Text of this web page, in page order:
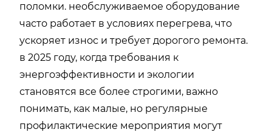
поломки. необслуживаемое оборудование
часто работает в условиях перегрева, что
ускоряет износ и требует дорогого ремонта.
в 2025 году, когда требования к
энергоэффективности и экологии
становятся все более строгими, важно
понимать, как малые, но регулярные
профилактические мероприятия могут